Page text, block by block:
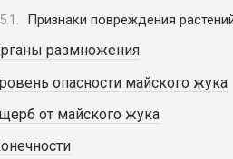
Признаки повреждения
размножения
опасности майского жука
от майского жука